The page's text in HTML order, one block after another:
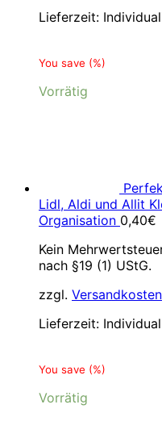
Lieferzeit:
You save (%)
Vorrätig
Lidl, Aldi und Allit
Organisation 0,40€
Kein
nach §19 (1) UStG.
zzgl. Versandkosten
Lieferzeit:
You save (%)
Vorrätig